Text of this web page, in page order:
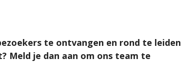
te ontvangen en rond te leiden
Meld je dan aan om ons team te